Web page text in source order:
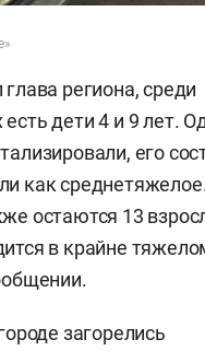
региона, среди
дети 4 и 9 лет.
его
как
остаются 13
в крайне
загорелись